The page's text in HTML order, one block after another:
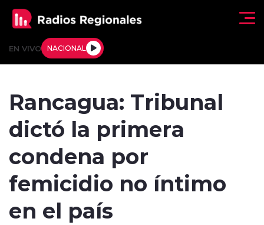
EN VIVO NACIONAL
Actualidad
Tendencias
Deportes
Internacional
Rancagua: Tribunal
dictó la primera
condena por
femicidio no íntimo
en el país